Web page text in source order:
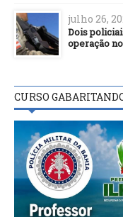
julho 26,
Dois
operação
CURSO